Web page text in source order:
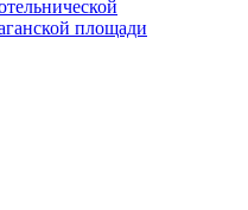
площади